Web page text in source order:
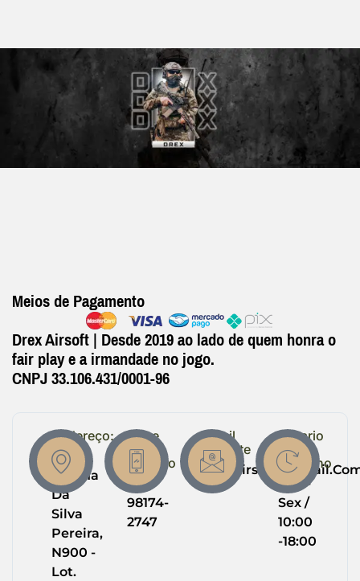
Meios de Pagamento
Drex Airsoft | Desde 2019 ao lado de quem honra o
fair play e a irmandade no jogo.
CNPJ 33.106.431/0001-96
Endereço:
R.
Helena
Da
Silva
Pereira,
N900 -
Lot.
Entre
em
Contato
(64)
98174-
2747
Email
Suporte
Horario
de
Trabalho
Seg -
Sex /
10:00
-18:00